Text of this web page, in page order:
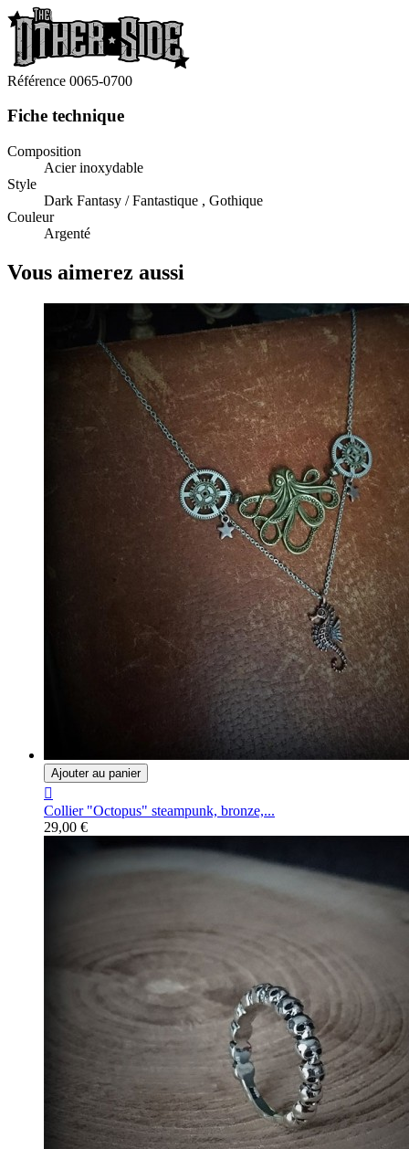
Référence 0065-0700
Fiche technique
Composition
Acier inoxydable
Style
Dark Fantasy / Fantastique , Gothique
Couleur
Argenté
Vous aimerez aussi
Ajouter au panier

Collier "Octopus" steampunk, bronze,...
29,00 €